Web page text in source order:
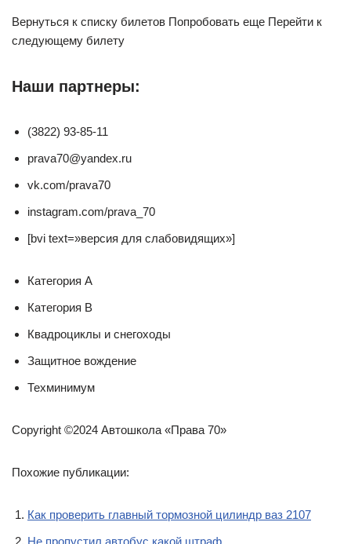
Вернуться к списку билетов Попробовать еще Перейти к
следующему билету
Наши партнеры:
(3822) 93-85-11
prava70@yandex.ru
vk.com/prava70
instagram.com/prava_70
[bvi text=»версия для слабовидящих»]
Категория А
Категория В
Квадроциклы и снегоходы
Защитное вождение
Техминимум
Copyright ©2024 Автошкола «Права 70»
Похожие публикации:
Как проверить главный тормозной цилиндр ваз 2107
Не пропустил автобус какой штраф